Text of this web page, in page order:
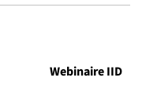
Webinaire IID